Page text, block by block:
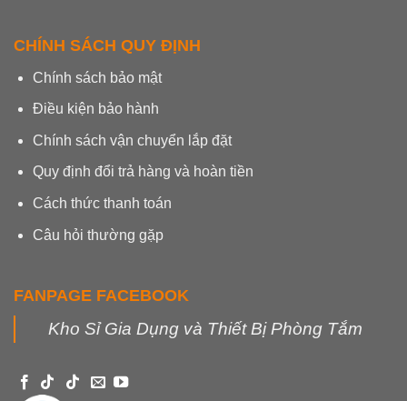
CHÍNH SÁCH QUY ĐỊNH
Chính sách bảo mật
Điều kiện bảo hành
Chính sách vận chuyển lắp đặt
Quy định đổi trả hàng và hoàn tiền
Cách thức thanh toán
Câu hỏi thường gặp
FANPAGE FACEBOOK
Kho Sỉ Gia Dụng và Thiết Bị Phòng Tắm